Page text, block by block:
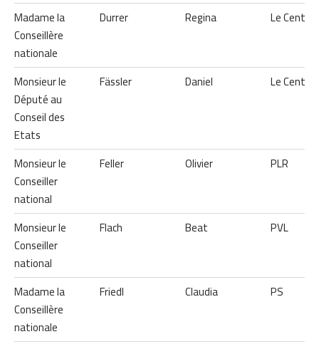
Madame la
Conseillère
nationale
Durrer Regina Le Centre
Monsieur le
Député au
Conseil des
Etats
Fässler Daniel Le Centre
Monsieur le
Conseiller
national
Feller Olivier PLR
Monsieur le
Conseiller
national
Flach Beat PVL
Madame la
Conseillère
nationale
Friedl Claudia PS